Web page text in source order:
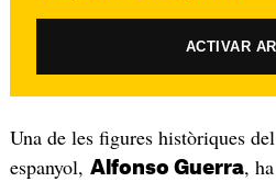
ACTIVAR
Una de les figures històriques
espanyol, Alfonso Guerra,